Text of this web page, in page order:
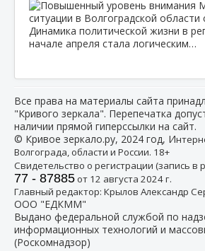
Динамика политической жизни в
начале апреля стала логическим…
Все права на материалы сайта
"Кривого зеркала". Перепечатка
наличии прямой гиперссылки на сайт.
© Кривое зеркало.ру, 2024 год, И
Волгограда, области и России. 18+
Свидетельство о регистрации (запись в
77 - 87885от 12 августа 2024 г.
Главный редактор: Крылов Александр
ООО "ЕДКММ"
Выдано федеральной службой по
информационных технологий и
(Роскомнадзор)